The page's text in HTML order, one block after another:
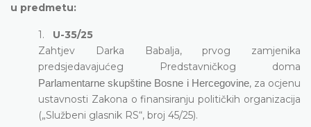
u predmetu:
1.
U-35/25
Zahtjev Darka Babalja, prvog zamjenika
predsjedavajućeg Predstavničkog doma
Parlamentarne skupštine Bosne i Hercegovine, za ocjenu
ustavnosti Zakona o finansiranju političkih organizacija
(„Službeni glasnik RS“, broj 45/25).